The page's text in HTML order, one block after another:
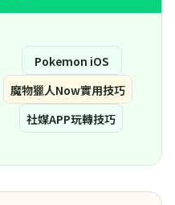
Pokemon iOS
魔物獵人Now實用技巧
社媒APP玩轉技巧